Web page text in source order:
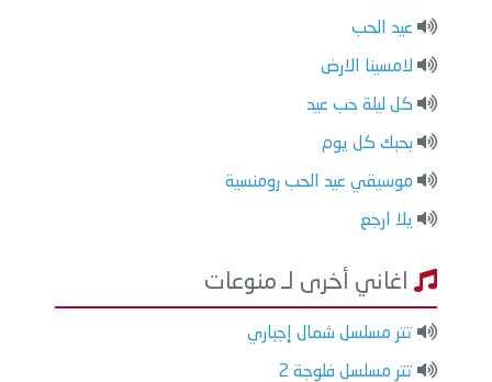
عيد الحب
لامسينا الارض
كل ليلة حب عيد
بحبك كل يوم
موسيقي عيد الحب رومنسية
يلا ارجع
اغاني أخرى لـ منوعات
تتر مسلسل شمال إجباري
تتر مسلسل فلوجة 2